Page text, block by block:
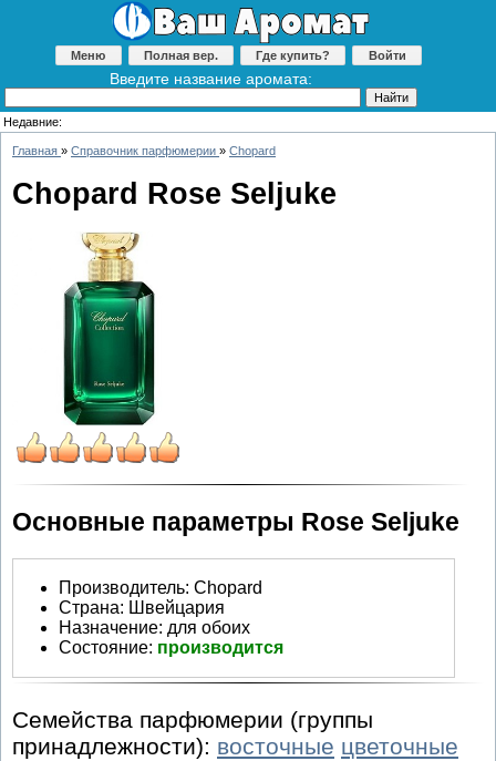
Меню Полная вер. Где купить? Войти
Введите название аромата:
Недавние:
Главная » Справочник парфюмерии » Chopard
Chopard Rose Seljuke
Основные параметры Rose Seljuke
Производитель: Chopard
Страна: Швейцария
Назначение: для обоих
Состояние: производится
Семейства парфюмерии (группы
принадлежности): восточные цветочные